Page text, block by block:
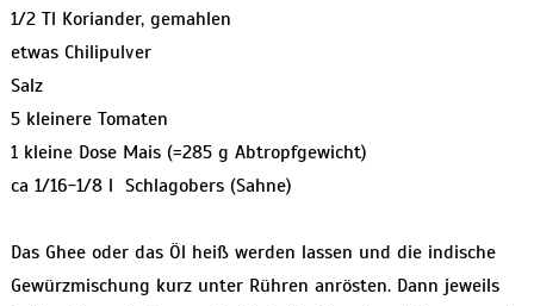
1/2 Tl Koriander, gemahlen
etwas Chilipulver
Salz
5 kleinere Tomaten
1 kleine Dose Mais (=285 g Abtropfgewicht)
ca 1/16-1/8 l Schlagobers (Sahne)
Das Ghee oder das Öl heiß werden lassen und die indische
Gewürzmischung kurz unter Rühren anrösten. Dann jeweils